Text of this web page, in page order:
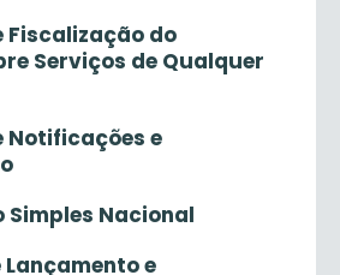
Fiscalização do
Serviços de Qualquer
Notificações e
Simples Nacional
e